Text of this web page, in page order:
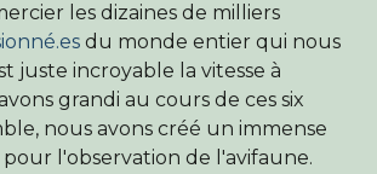
les dizaines de milliers
du monde entier qui nous
juste incroyable la vitesse à
grandi au cours de ces six
nous avons créé un immense
l'observation de l'avifaune.